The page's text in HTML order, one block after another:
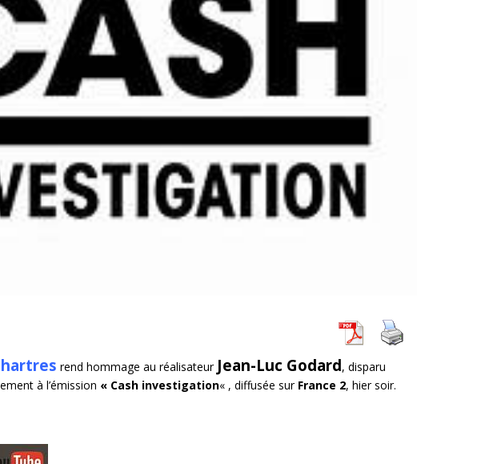
rend hommage au réalisateur Jean-Luc Godard, disparu
à l’émission « Cash investigation« , diffusée sur France 2, hier soir.